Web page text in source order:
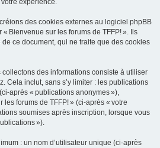
expérience.
des cookies externes au logiciel phpBB
Bienvenue sur les forums de TFFP! ». Ils
de ce document, qui ne traite que des cookies
des informations consiste à utiliser
Cela inclut, sans s’y limiter : les publications
après « publications anonymes »),
les forums de TFFP! » (ci-après « votre
soumises après inscription, lorsque vous
»).
: un nom d’utilisateur unique (ci-après